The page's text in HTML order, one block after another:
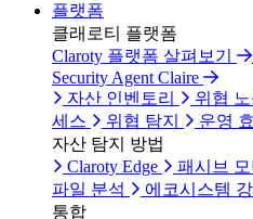
플랫폼
클래로티 플랫폼
Claroty 플랫폼 살펴보기
Security Agent Claire
자산 인벤토리
위협 노
세스
위협 탐지
운영
자산 탐지 방법
Claroty Edge
패시브
파일 분석
에코시스템
통합